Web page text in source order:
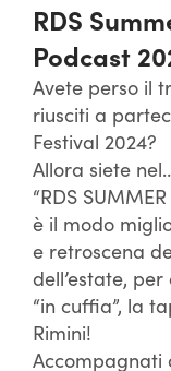
RDS
Podcast
Avete perso il
riusciti a
Festival 2024?
Allora siete
“RDS
è il modo
e retroscena
dell’estate,
“in cuffia”, la
Rimini!
Accompagnati